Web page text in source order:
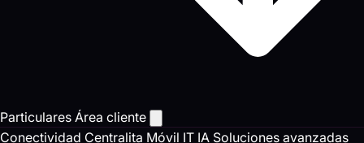
Particulares Área cliente
Conectividad Centralita Móvil IT IA Soluciones avanzadas